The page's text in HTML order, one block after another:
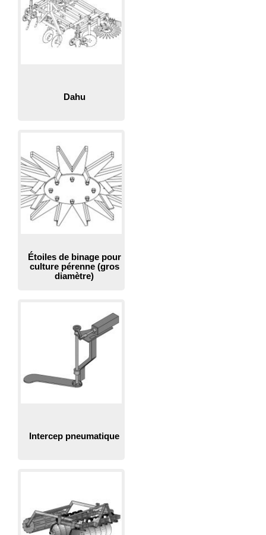
Dahu
Étoiles de binage pour
culture pérenne (gros
diamètre)
Intercep pneumatique